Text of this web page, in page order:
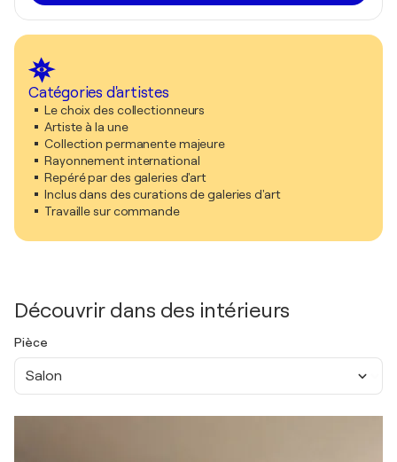
Catégories d'artistes
Le choix des collectionneurs
Artiste à la une
Collection permanente majeure
Rayonnement international
Repéré par des galeries d'art
Inclus dans des curations de galeries d'art
Travaille sur commande
Découvrir dans des intérieurs
Pièce
Salon